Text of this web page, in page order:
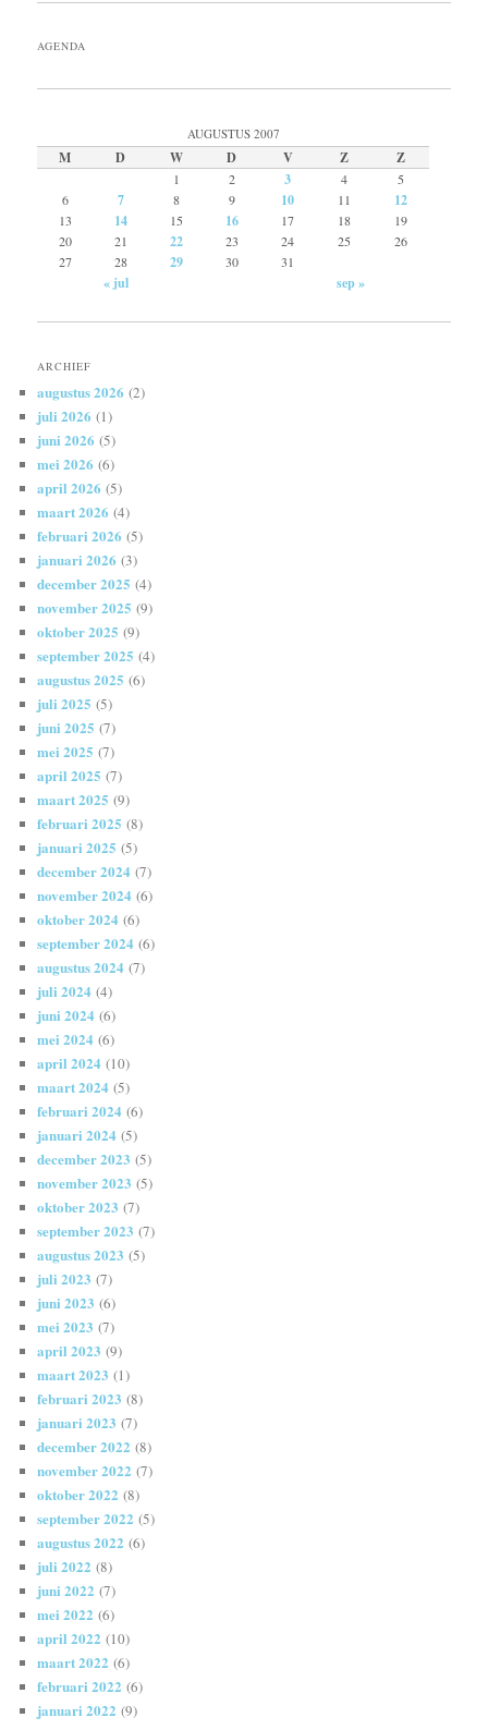
AGENDA
AUGUSTUS 2007
M D W D V Z Z
1 2 3 4
5
6
7 8 9 10 11 12
13 14 15 16 17 18
19
20
21 22 23 24 25
26
27
28 29 30 31
« jul sep »
ARCHIEF
augustus 2026 (2)
juli 2026 (1)
juni 2026 (5)
mei 2026 (6)
april 2026 (5)
maart 2026 (4)
februari 2026 (5)
januari 2026 (3)
december 2025 (4)
november 2025 (9)
oktober 2025 (9)
september 2025 (4)
augustus 2025 (6)
juli 2025 (5)
juni 2025 (7)
mei 2025 (7)
april 2025 (7)
maart 2025 (9)
februari 2025 (8)
januari 2025 (5)
december 2024 (7)
november 2024 (6)
oktober 2024 (6)
september 2024 (6)
augustus 2024 (7)
juli 2024 (4)
juni 2024 (6)
mei 2024 (6)
april 2024 (10)
maart 2024 (5)
februari 2024 (6)
januari 2024 (5)
december 2023 (5)
november 2023 (5)
oktober 2023 (7)
september 2023 (7)
augustus 2023 (5)
juli 2023 (7)
juni 2023 (6)
mei 2023 (7)
april 2023 (9)
maart 2023 (1)
februari 2023 (8)
januari 2023 (7)
december 2022 (8)
november 2022 (7)
oktober 2022 (8)
september 2022 (5)
augustus 2022 (6)
juli 2022 (8)
juni 2022 (7)
mei 2022 (6)
april 2022 (10)
maart 2022 (6)
februari 2022 (6)
januari 2022 (9)